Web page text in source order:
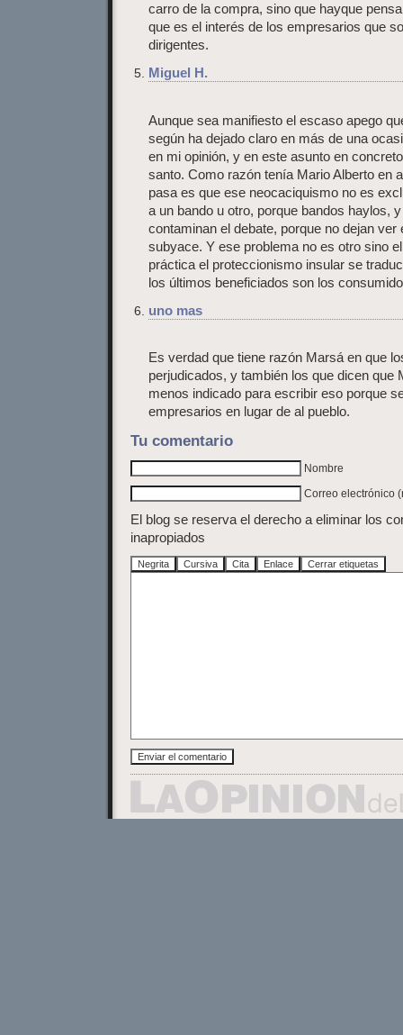
carro de la compra, sino que hayque
que es el interés de los empresarios que
dirigentes.
Miguel H.
Aunque sea manifiesto el escaso apego
según ha dejado claro en más de una
en mi opinión, y en este asunto en
santo. Como razón tenía Mario Alberto en
pasa es que ese neocaciquismo no es
a un bando u otro, porque bandos haylos,
contaminan el debate, porque no dejan ver
subyace. Y ese problema no es otro sino
práctica el proteccionismo insular se
los últimos beneficiados son los
uno mas
Es verdad que tiene razón Marsá en que
perjudicados, y también los que dicen que
menos indicado para escribir eso porque
empresarios en lugar de al pueblo.
Tu comentario
Nombre
Correo electrónico
El blog se reserva el derecho a eliminar los
inapropiados